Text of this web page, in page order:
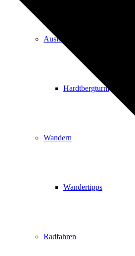
Ausflugsziele
Hardtbergturm
Wandern
Wandertipps
Radfahren